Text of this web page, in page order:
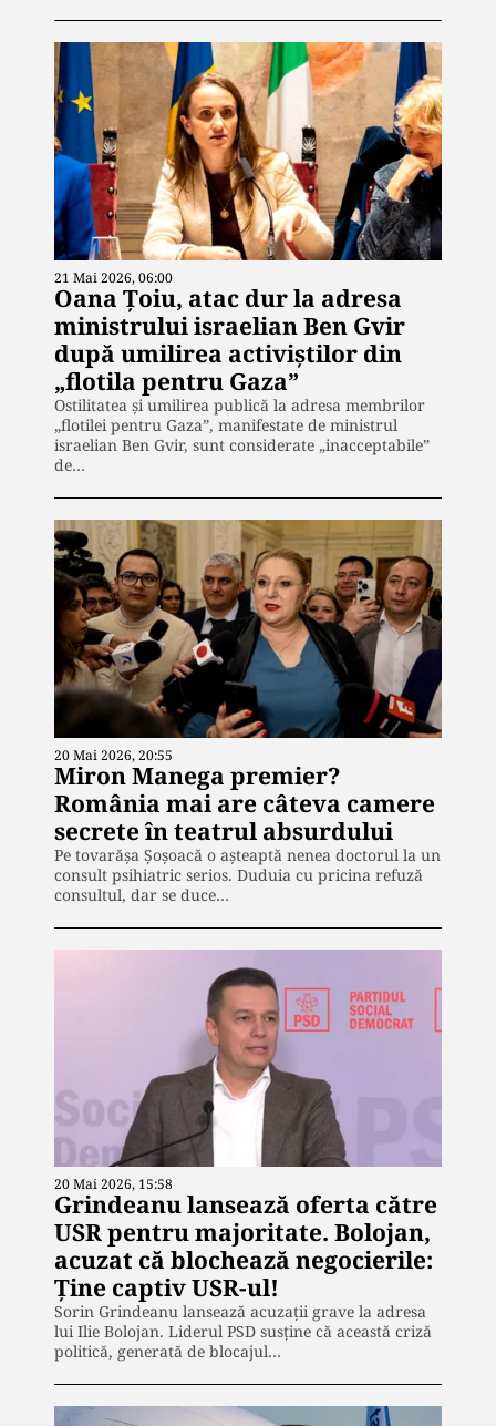
21 Mai 2026, 06:00
Oana Ţoiu, atac dur la adresa
ministrului israelian Ben Gvir
după umilirea activiștilor din
„flotila pentru Gaza”
Ostilitatea și umilirea publică la adresa membrilor
„flotilei pentru Gaza”, manifestate de ministrul
israelian Ben Gvir, sunt considerate „inacceptabile”
de…
20 Mai 2026, 20:55
Miron Manega premier?
România mai are câteva camere
secrete în teatrul absurdului
Pe tovarășa Șoșoacă o așteaptă nenea doctorul la un
consult psihiatric serios. Duduia cu pricina refuză
consultul, dar se duce…
20 Mai 2026, 15:58
Grindeanu lansează oferta către
USR pentru majoritate. Bolojan,
acuzat că blochează negocierile:
Ține captiv USR-ul!
Sorin Grindeanu lansează acuzații grave la adresa
lui Ilie Bolojan. Liderul PSD susține că această criză
politică, generată de blocajul…